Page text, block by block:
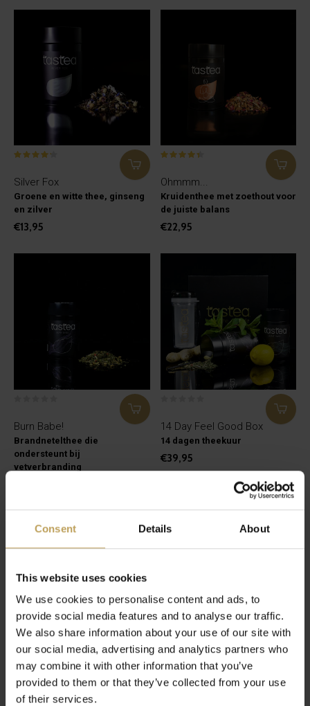
Consent Details About
This website uses cookies
We use cookies to personalise content and ads, to
provide social media features and to analyse our traffic.
We also share information about your use of our site with
our social media, advertising and analytics partners who
may combine it with other information that you’ve
provided to them or that they’ve collected from your use
of their services.
Silver Fox
Groene en witte thee, ginseng
en zilver
€13,95
Ohmmm...
Kruidenthee met zoethout voor
de juiste balans
€22,95
Burn Babe!
Brandnetelthee die
ondersteunt bij
vetverbranding
14 Day Feel Good Box
14 dagen theekuur
€39,95
Sunday Selfcare
Bundle
Super Matcha Bundle